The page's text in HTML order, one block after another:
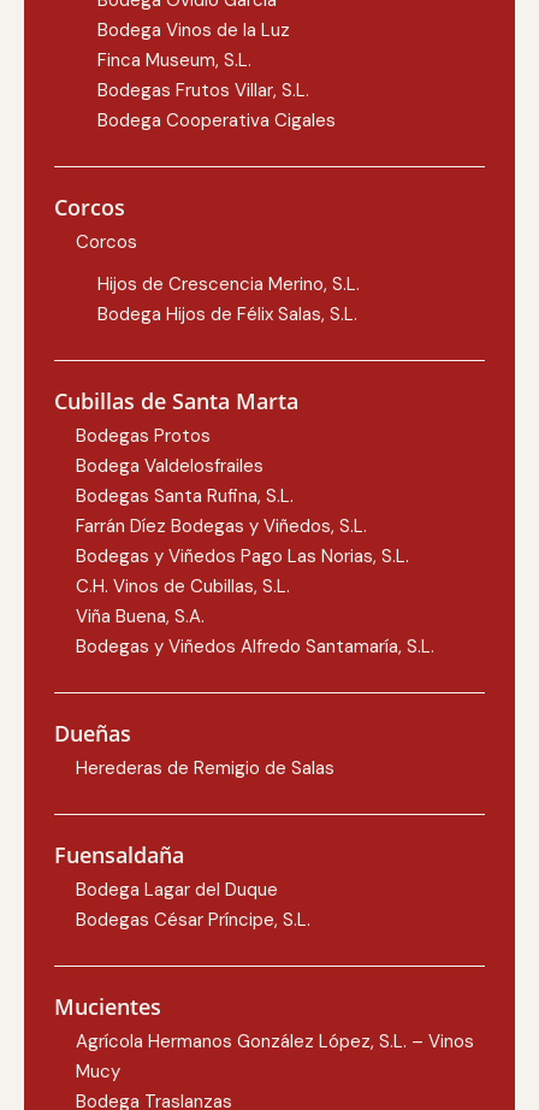
Bodega Vinos de la Luz
Finca Museum, S.L.
Bodegas Frutos Villar, S.L.
Bodega Cooperativa Cigales
Corcos
Corcos
Hijos de Crescencia Merino, S.L.
Bodega Hijos de Félix Salas, S.L.
Cubillas de Santa Marta
Bodegas Protos
Bodega Valdelosfrailes
Bodegas Santa Rufina, S.L.
Farrán Díez Bodegas y Viñedos, S.L.
Bodegas y Viñedos Pago Las Norias, S.L.
C.H. Vinos de Cubillas, S.L.
Viña Buena, S.A.
Bodegas y Viñedos Alfredo Santamaría, S.L.
Dueñas
Herederas de Remigio de Salas
Fuensaldaña
Bodega Lagar del Duque
Bodegas César Príncipe, S.L.
Mucientes
Agrícola Hermanos González López, S.L. – Vinos
Mucy
Bodega Traslanzas